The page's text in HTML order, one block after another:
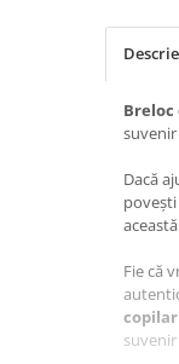
Dacă
Fie că